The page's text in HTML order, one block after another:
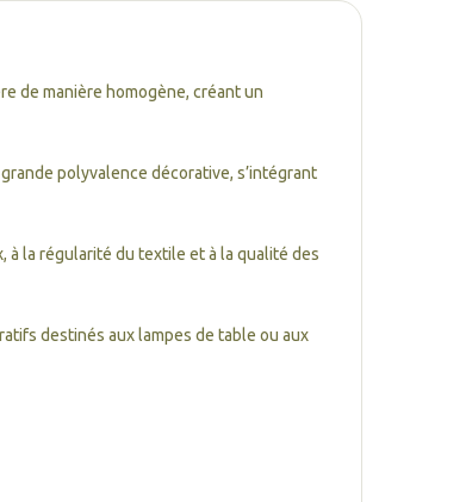
de manière homogène, créant un
polyvalence décorative, s’intégrant
à la régularité du textile et à la qualité des
destinés aux lampes de table ou aux